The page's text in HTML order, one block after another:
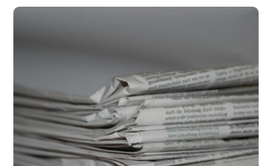
NEKATEGORIZIRANO
Nastupno predavanje dr.sc. Marte
Mandić